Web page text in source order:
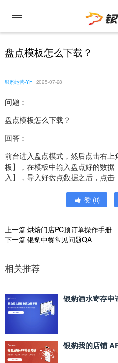
盘点模板怎么下载？
银豹运营-YF 2025-07-28
问题：
盘点模板怎么下载？
回答：
前台进入盘点模式，然后点击右
板】，在模板中输入盘点好的数
入】，导入好盘点数据之后，点击
赞 (0)
上一篇 烘焙门店PC预订单操作手册
下一篇 银豹中餐常见问题QA
相关推荐
银豹酒水寄存申
银豹我的店铺